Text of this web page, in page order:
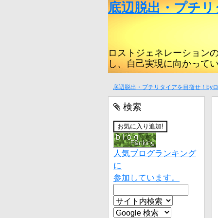
底辺脱出・プチ
ロストジェネレーション
し、自己実現に向かって
底辺脱出・プチリタイアを目指せ！by
検索
人気ブログランキング
に
参加しています。